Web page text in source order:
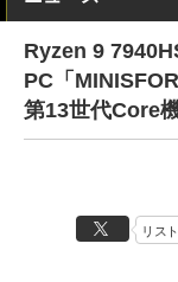
Ryzen 9
PC「
第13世代Core
リスト